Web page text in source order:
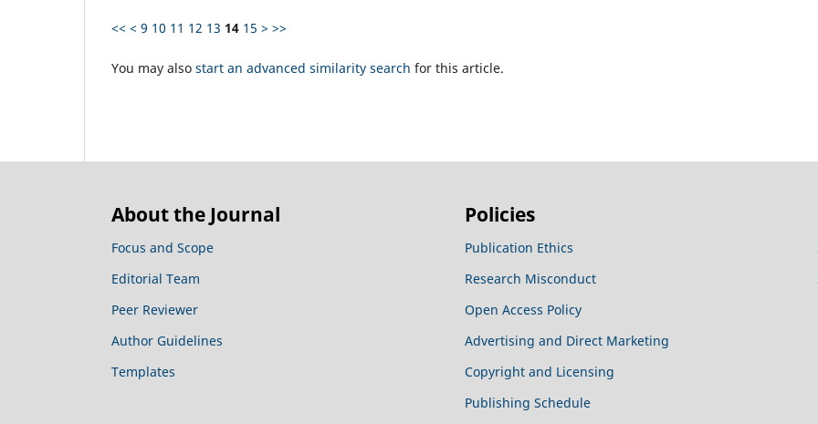
<< < 9 10 11 12 13 14 15 > >>
You may also start an advanced similarity search for this article.
About the Journal
Focus and Scope
Editorial Team
Peer Reviewer
Author Guidelines
Templates
Policies
Publication Ethics
Research Misconduct
Open Access Policy
Advertising and Direct Marketing
Copyright and Licensing
Publishing Schedule